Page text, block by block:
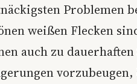
Problemen
weißen Flecken
auch zu dauerhaften
vorzubeugen,